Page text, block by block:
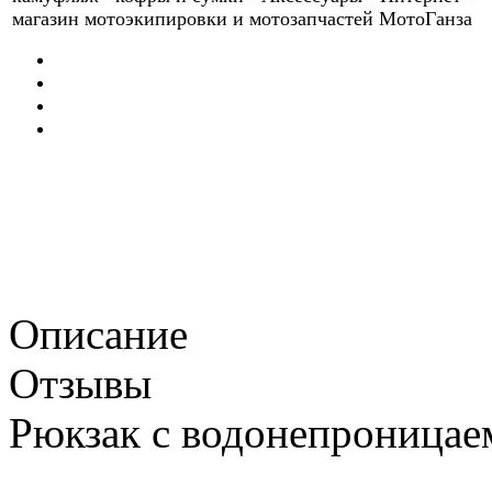
Описание
Отзывы
Рюкзак с